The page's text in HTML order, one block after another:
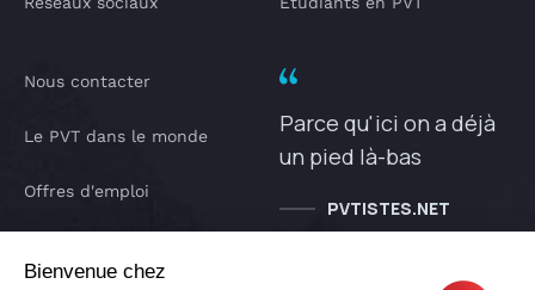
Nous contacter
Le PVT dans le monde
Offres d'emploi
Parce qu'ici on a déjà
un pied là-bas
PVTISTES.NET
Bienvenue chez